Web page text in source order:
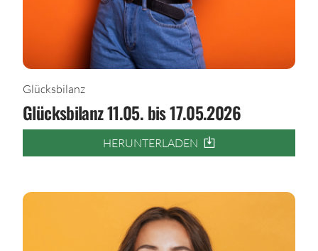
Glücksbilanz
Glücksbilanz 11.05. bis 17.05.2026
HERUNTERLADEN